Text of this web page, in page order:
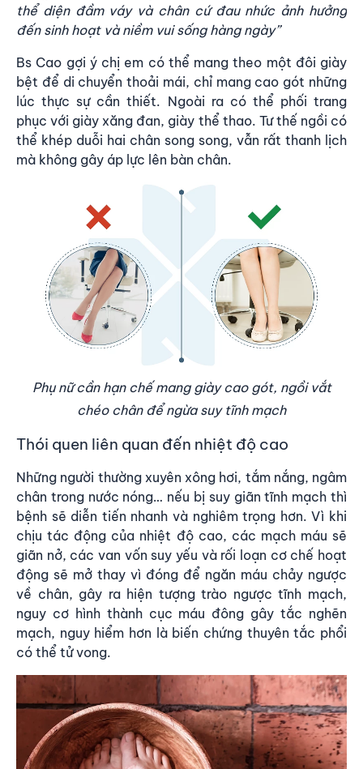
thể diện đầm váy và chân cứ đau nhức ảnh hưởng
đến sinh hoạt và niềm vui sống hàng ngày”
Bs Cao gợi ý chị em có thể mang theo một đôi giày
bệt để di chuyển thoải mái, chỉ mang cao gót những
lúc thực sự cần thiết. Ngoài ra có thể phối trang
phục với giày xăng đan, giày thể thao. Tư thế ngồi có
thể khép duỗi hai chân song song, vẫn rất thanh lịch
mà không gây áp lực lên bàn chân.
Phụ nữ cần hạn chế mang giày cao gót, ngồi vắt
chéo chân để ngừa suy tĩnh mạch
Thói quen liên quan đến nhiệt độ cao
Những người thường xuyên xông hơi, tắm nắng, ngâm
chân trong nước nóng… nếu bị suy giãn tĩnh mạch thì
bệnh sẽ diễn tiến nhanh và nghiêm trọng hơn. Vì khi
chịu tác động của nhiệt độ cao, các mạch máu sẽ
giãn nở, các van vốn suy yếu và rối loạn cơ chế hoạt
động sẽ mở thay vì đóng để ngăn máu chảy ngược
về chân, gây ra hiện tượng trào ngược tĩnh mạch,
nguy cơ hình thành cục máu đông gây tắc nghẽn
mạch, nguy hiểm hơn là biến chứng thuyên tắc phổi
có thể tử vong.